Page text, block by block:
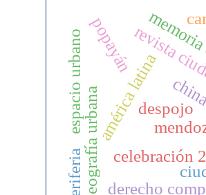
revista
celebración
américa latina
geografía urbana
espacio urbanopopayán
derecho
despojo
periferia